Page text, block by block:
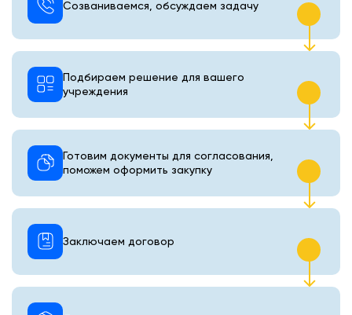
Созваниваемся, обсуждаем задачу
Подбираем решение для вашего
учреждения
Готовим документы для согласования,
поможем оформить закупку
Заключаем договор